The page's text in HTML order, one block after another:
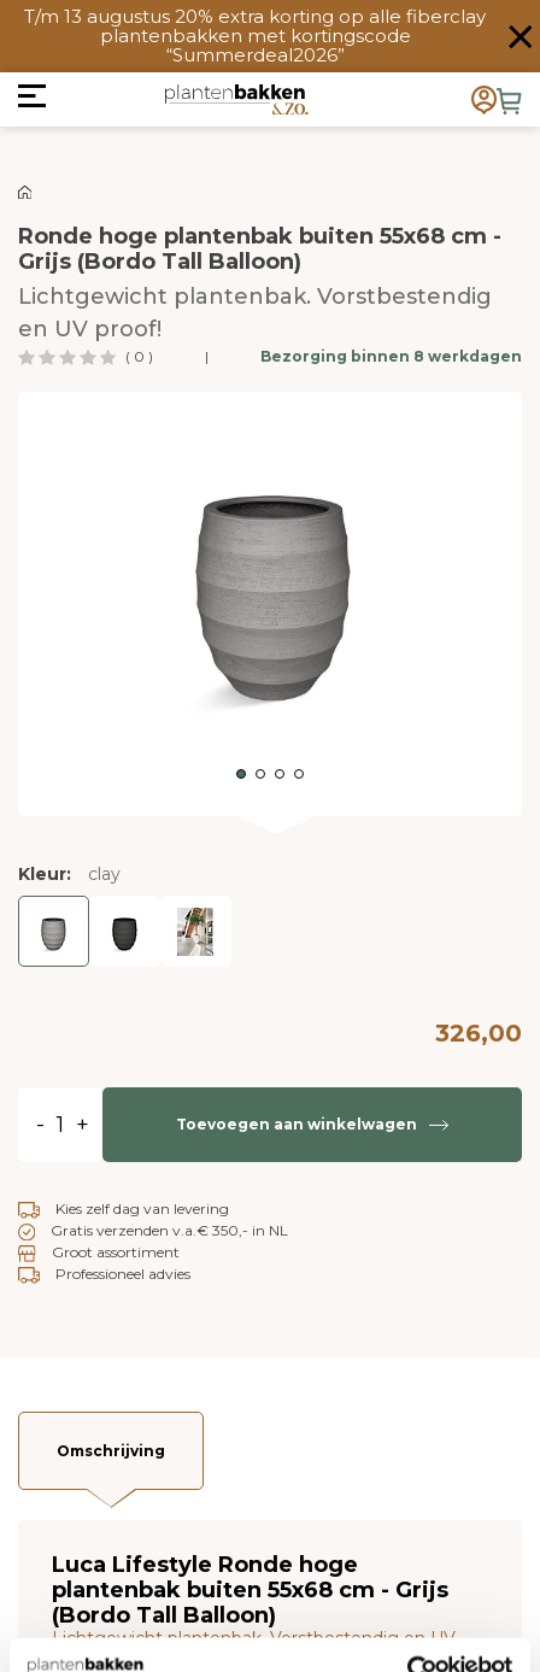
T/m 13 augustus 20% extra korting op alle fiberclay
plantenbakken met kortingscode
“Summerdeal2026”
Ronde hoge plantenbak buiten 55x68 cm -
Grijs (Bordo Tall Balloon)
Lichtgewicht plantenbak. Vorstbestendig
en UV proof!
( 0 ) | Bezorging binnen 8 werkdagen
Kleur: clay
326,00
- + Toevoegen aan winkelwagen
Kies zelf dag van levering
Gratis verzenden v.a.€ 350,- in NL
Groot assortiment
Professioneel advies
Omschrijving
Luca Lifestyle Ronde hoge
plantenbak buiten 55x68 cm - Grijs
(Bordo Tall Balloon)
Lichtgewicht plantenbak. Vorstbestendig en UV
proof!